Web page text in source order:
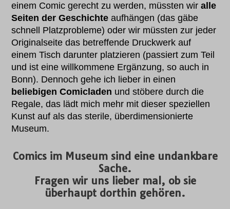
einem Comic gerecht zu werden, müssten wiralle
Seiten der Geschichte aufhängen (das gäbe
schnell Platzprobleme) oder wir müssten zur jeder
Originalseite das betreffende Druckwerk auf
einem Tisch darunter platzieren (passiert zum Teil
und ist eine willkommene Ergänzung, so auch in
Bonn). Dennoch gehe ich lieber in einen
beliebigen Comicladen und stöbere durch die
Regale, das lädt mich mehr mit dieser speziellen
Kunst auf als das sterile, überdimensionierte
Museum.
Comics im Museum sind eine undankbare
Sache.
Fragen wir uns lieber mal, ob sie
überhaupt dorthin gehören.